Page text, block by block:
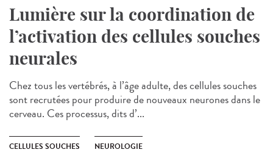
Lumière sur la coordination de
l’activation des cellules souches
neurales
Chez tous les vertébrés, à l’âge adulte, des cellules souches
sont recrutées pour produire de nouveaux neurones dans le
cerveau. Ces processus, dits d’...
CELLULES SOUCHES NEUROLOGIE